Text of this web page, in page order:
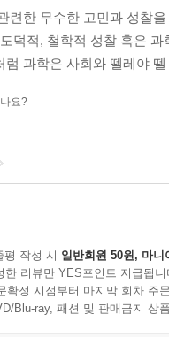
부 9장)가 그러했다. 분자
드프리 해럴드 하디하디
세기의 조르다노 브
이야말로 과학자의 역할이
실에 눈 돌리지 않고 대
리적인 책임뿐만 아니라
결과를 탁월한 식견과
술이 재앙이 될지 대안
련한 무수한 고민과 성찰
덕적, 철학적 성찰 혹은
럼 과학은 사회와 뗄레야
요?
평 작성 시 일반회원 50원, 마니
한 리뷰만 YES포인트 지급됩니
확정 시점부터 마지막 회차 주
Blu-ray, 패션 및 판매금지 상